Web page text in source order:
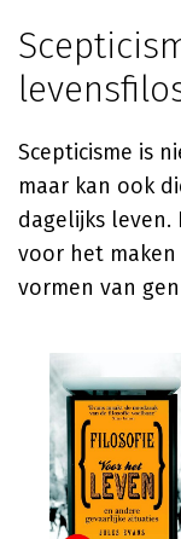
Scepticisme is
maar kan ook
dagelijks
voor het
vormen van